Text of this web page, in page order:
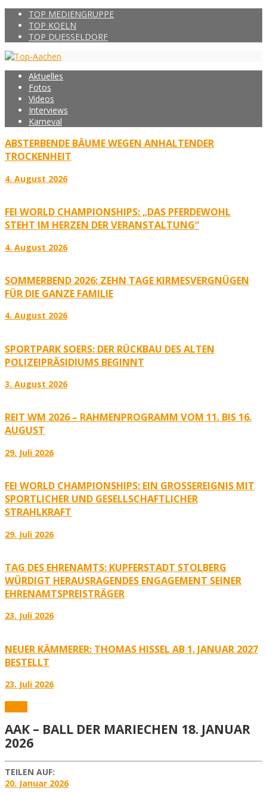
TOP MEDIENGRUPPE
TOP KOELN
TOP DUESSELDORF
Aktuelles
Fotos
Videos
Interviews
Karneval
ABSTERBENDE BÄUME WEGEN ANHALTENDER
TROCKENHEIT
4. August 2026
FEI WORLD CHAMPIONSHIPS: „DAS PFERDEWOHL
STEHT IM HERZEN DER VERANSTALTUNG“
4. August 2026
SOMMERBEND 2026: ZEHN TAGE KIRMESVERGNÜGEN
FÜR DIE GANZE FAMILIE
4. August 2026
SPORTPARK SOERS: DER RÜCKBAU DES ALTEN
POLIZEIPRÄSIDIUMS BEGINNT
3. August 2026
REIT WM 2026 – RAHMENPROGRAMM VOM 11. BIS 16.
AUGUST
29. Juli 2026
FEI WORLD CHAMPIONSHIPS: EIN GROSSEREIGNIS MIT S
PORTLICHER UND GESELLSCHAFTLICHER S
TRAHLKRAFT
29. Juli 2026
TAG DES EHRENAMTS: KUPFERSTADT STOLBERG
WÜRDIGT HERAUSRAGENDES ENGAGEMENT SEINER
EHRENAMTSPREISTRÄGER
23. Juli 2026
NEUER KÄMMERER: THOMAS HISSEL AB 1. JANUAR 2027
BESTELLT
23. Juli 2026
AAK – BALL DER MARIECHEN 18. JANUAR
2026
TEILEN AUF:
20. Januar 2026